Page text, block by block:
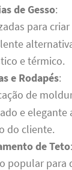
de Gesso:
para
e térmico.
e Rodapés:
de
e elegante
do cliente.
de Teto:
popular para